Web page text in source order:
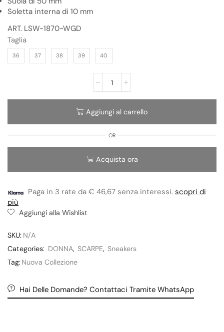
Soletta interna di 10 mm
ART. LSW-1870-WGD
Taglia
36 37 38 39 40
Aggiungi al carrello
OR
Acquista ora
Paga in 3 rate da € 46,67 senza interessi.scopri di
più
Aggiungi alla Wishlist
SKU: N/A
Categories: DONNA, SCARPE, Sneakers
Tag:Nuova Collezione
Hai Delle Domande? Contattaci Tramite WhatsApp